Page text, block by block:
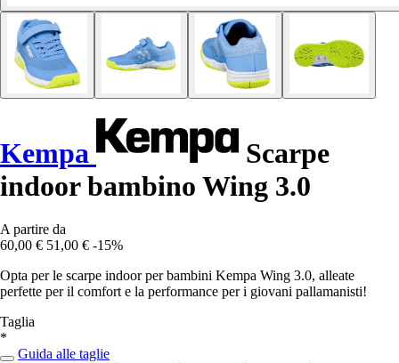
Kempa
Scarpe
indoor bambino Wing 3.0
A partire da
60,00 € 51,00 € -15%
Opta per le scarpe indoor per bambini Kempa Wing 3.0, alleate
perfette per il comfort e la performance per i giovani pallamanisti!
Taglia
*
Guida alle taglie